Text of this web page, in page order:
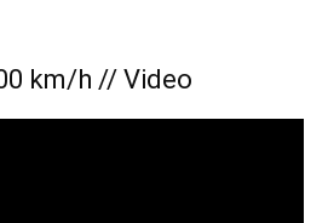
km/h // Video